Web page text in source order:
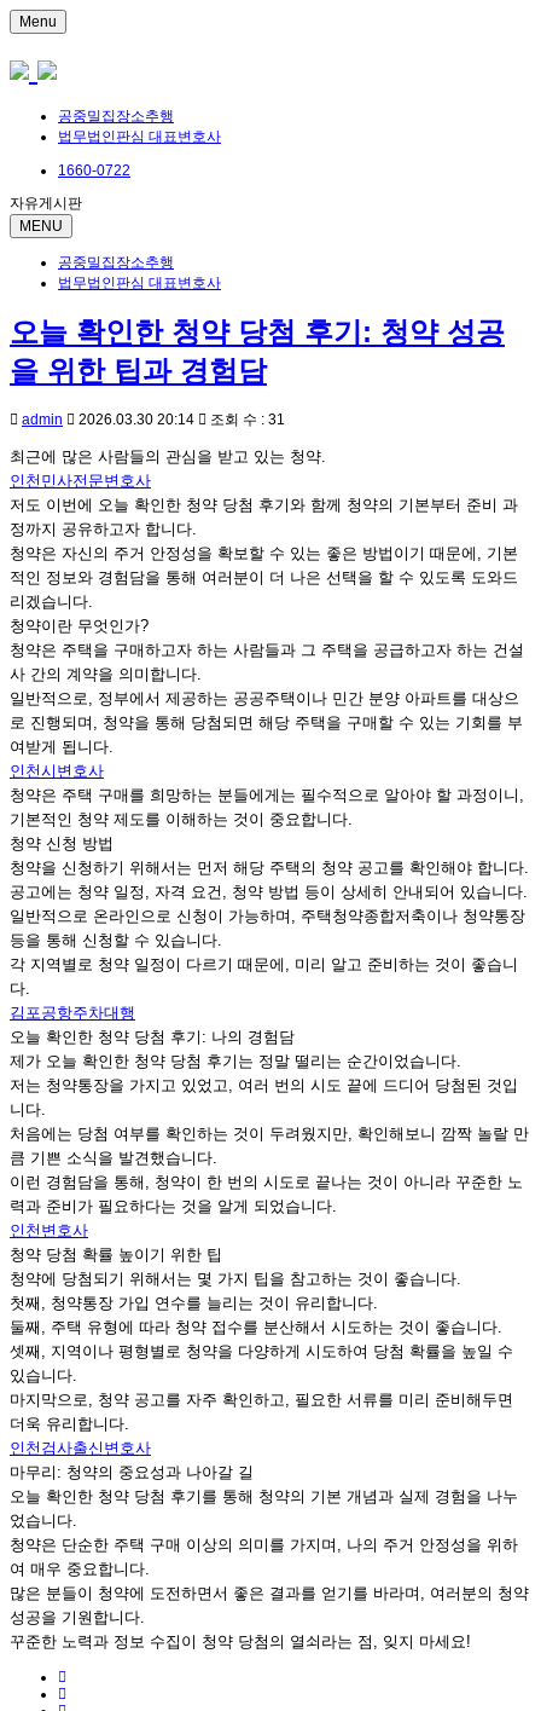
Menu
공중밀집장소추행
법무법인판심 대표변호사
1660-0722
자유게시판
MENU
공중밀집장소추행
법무법인판심 대표변호사
오늘 확인한 청약 당첨 후기: 청약 성공
을 위한 팁과 경험담
admin 2026.03.30 20:14 조회 수 : 31
최근에 많은 사람들의 관심을 받고 있는 청약.
인천민사전문변호사
저도 이번에 오늘 확인한 청약 당첨 후기와 함께 청약의 기본부터 준비 과
정까지 공유하고자 합니다.
청약은 자신의 주거 안정성을 확보할 수 있는 좋은 방법이기 때문에, 기본
적인 정보와 경험담을 통해 여러분이 더 나은 선택을 할 수 있도록 도와드
리겠습니다.
청약이란 무엇인가?
청약은 주택을 구매하고자 하는 사람들과 그 주택을 공급하고자 하는 건설
사 간의 계약을 의미합니다.
일반적으로, 정부에서 제공하는 공공주택이나 민간 분양 아파트를 대상으
로 진행되며, 청약을 통해 당첨되면 해당 주택을 구매할 수 있는 기회를 부
여받게 됩니다.
인천시변호사
청약은 주택 구매를 희망하는 분들에게는 필수적으로 알아야 할 과정이니,
기본적인 청약 제도를 이해하는 것이 중요합니다.
청약 신청 방법
청약을 신청하기 위해서는 먼저 해당 주택의 청약 공고를 확인해야 합니다.
공고에는 청약 일정, 자격 요건, 청약 방법 등이 상세히 안내되어 있습니다.
일반적으로 온라인으로 신청이 가능하며, 주택청약종합저축이나 청약통장
등을 통해 신청할 수 있습니다.
각 지역별로 청약 일정이 다르기 때문에, 미리 알고 준비하는 것이 좋습니
다.
김포공항주차대행
오늘 확인한 청약 당첨 후기: 나의 경험담
제가 오늘 확인한 청약 당첨 후기는 정말 떨리는 순간이었습니다.
저는 청약통장을 가지고 있었고, 여러 번의 시도 끝에 드디어 당첨된 것입
니다.
처음에는 당첨 여부를 확인하는 것이 두려웠지만, 확인해보니 깜짝 놀랄 만
큼 기쁜 소식을 발견했습니다.
이런 경험담을 통해, 청약이 한 번의 시도로 끝나는 것이 아니라 꾸준한 노
력과 준비가 필요하다는 것을 알게 되었습니다.
인천변호사
청약 당첨 확률 높이기 위한 팁
청약에 당첨되기 위해서는 몇 가지 팁을 참고하는 것이 좋습니다.
첫째, 청약통장 가입 연수를 늘리는 것이 유리합니다.
둘째, 주택 유형에 따라 청약 접수를 분산해서 시도하는 것이 좋습니다.
셋째, 지역이나 평형별로 청약을 다양하게 시도하여 당첨 확률을 높일 수
있습니다.
마지막으로, 청약 공고를 자주 확인하고, 필요한 서류를 미리 준비해두면
더욱 유리합니다.
인천검사출신변호사
마무리: 청약의 중요성과 나아갈 길
오늘 확인한 청약 당첨 후기를 통해 청약의 기본 개념과 실제 경험을 나누
었습니다.
청약은 단순한 주택 구매 이상의 의미를 가지며, 나의 주거 안정성을 위하
여 매우 중요합니다.
많은 분들이 청약에 도전하면서 좋은 결과를 얻기를 바라며, 여러분의 청약
성공을 기원합니다.
꾸준한 노력과 정보 수집이 청약 당첨의 열쇠라는 점, 잊지 마세요!